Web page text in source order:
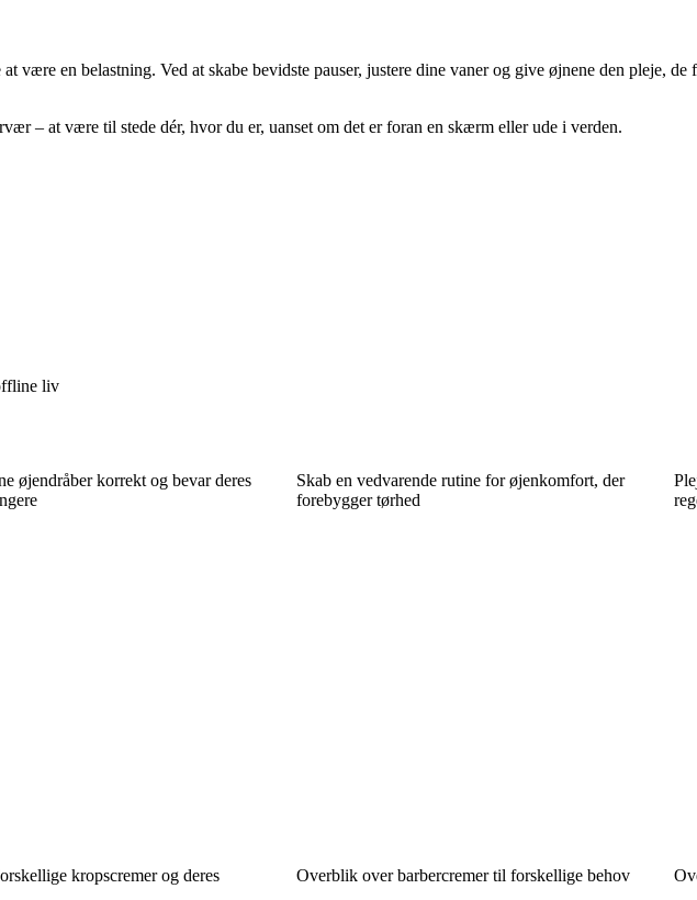
være en belastning. Ved at skabe bevidste pauser, justere dine vaner og give øjnene den pleje,
– at være til stede dér, hvor du er, uanset om det er foran en skærm eller ude i verden.
liv
øjendråber korrekt og bevar deres
Skab en vedvarende rutine for øjenkomfort, der
forebygger tørhed
kropscremer og deres
Overblik over barbercremer til forskellige behov